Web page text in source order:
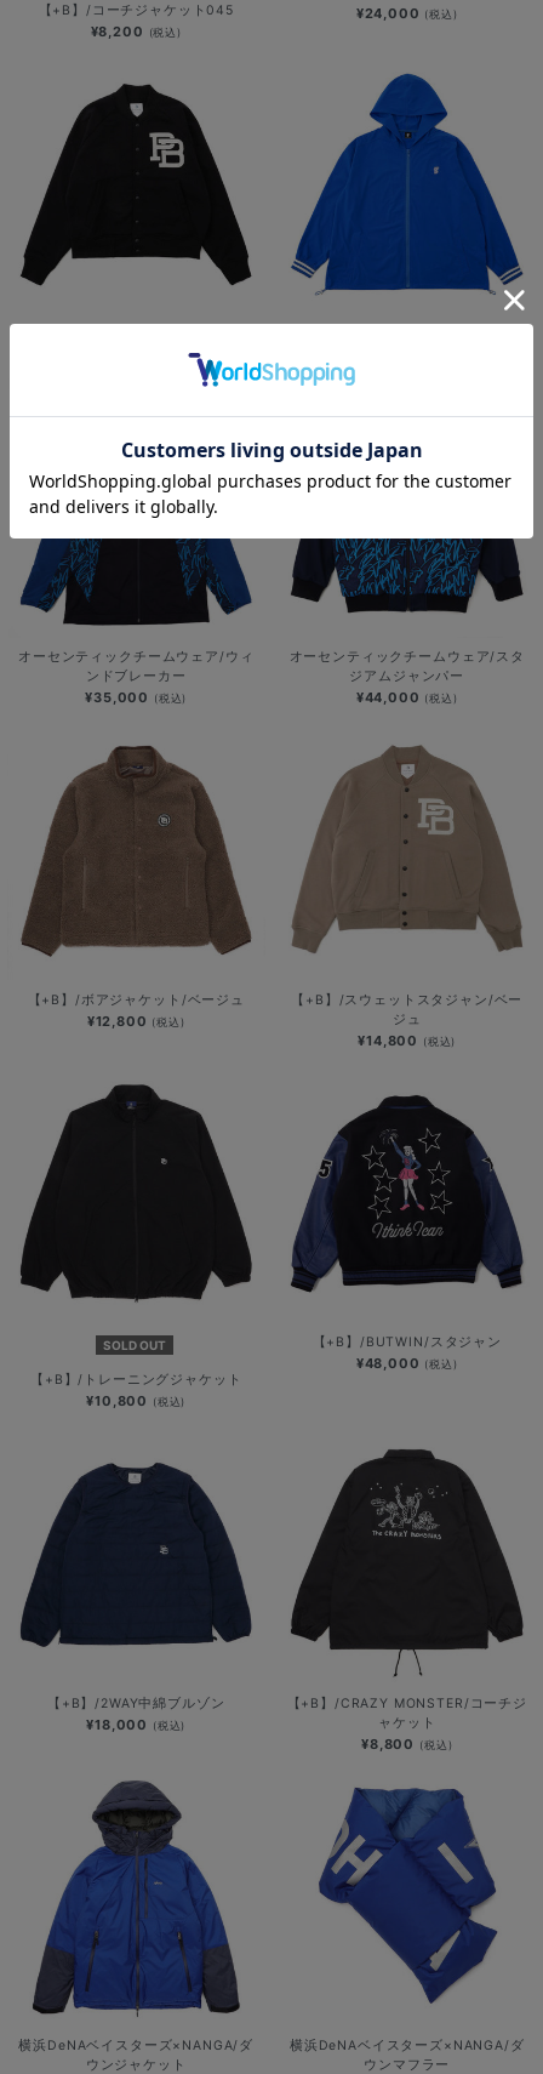
【+B】/コーチジャケット045
¥8,200 (税込)
¥24,000 (税込)
オーセンティックチームウェア/ウィ
ンドブレーカー
¥35,000 (税込)
オーセンティックチームウェア/スタ
ジアムジャンパー
¥44,000 (税込)
【+B】/ボアジャケット/ベージュ
¥12,800 (税込)
【+B】/スウェットスタジャン/ベー
ジュ
¥14,800 (税込)
SOLD OUT
【+B】/トレーニングジャケット
¥10,800 (税込)
【+B】/BUTWIN/スタジャン
¥48,000 (税込)
【+B】/2WAY中綿ブルゾン
¥18,000 (税込)
【+B】/CRAZY MONSTER/コーチジ
ャケット
¥8,800 (税込)
横浜DeNAベイスターズ×NANGA/ダ
ウンジャケット
横浜DeNAベイスターズ×NANGA/ダ
ウンマフラー